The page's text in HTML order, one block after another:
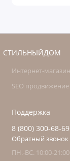
СТИЛЬНЫЙДОМ
Интернет-
SEO
Поддержка
8 (800) 300-68-69
Обратный звонок
ПН.-ВС. 10:00-21:00